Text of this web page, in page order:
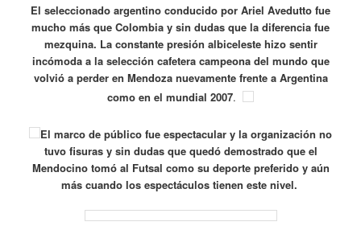
El seleccionado argentino conducido por Ariel Avedutto fue
mucho más que Colombia y sin dudas que la diferencia fue
mezquina. La constante presión albiceleste hizo sentir
incómoda a la selección cafetera campeona del mundo que
volvió a perder en Mendoza nuevamente frente a Argentina
como en el mundial 2007.
El marco de público fue espectacular y la organización no
tuvo fisuras y sin dudas que quedó demostrado que el
Mendocino tomó al Futsal como su deporte preferido y aún
más cuando los espectáculos tienen este nivel.